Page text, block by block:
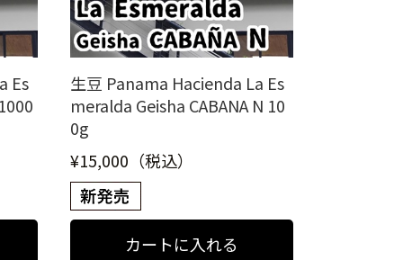
Es
生豆 Panama Hacienda La Es
meralda Geisha CABANA N 10
0g
¥15,000（税込）